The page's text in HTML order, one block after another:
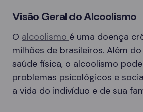
Visão Geral do Alcoolismo
O alcoolismo é uma doença
milhões de brasileiros. Além
saúde física, o alcoolismo
problemas psicológicos e
a vida do indivíduo e de sua